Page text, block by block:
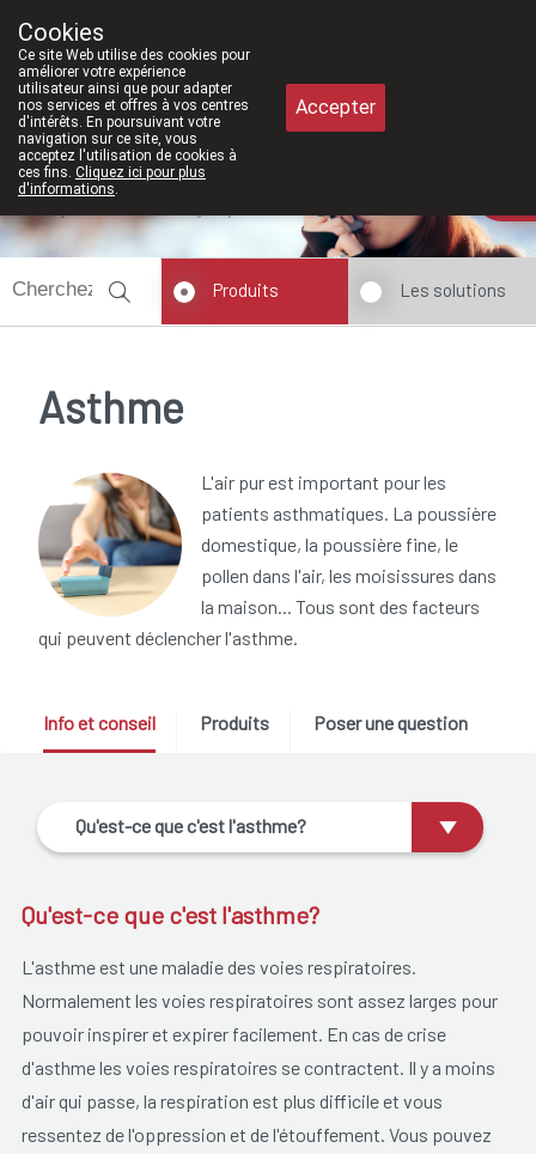
011/610300
Produits Les solutions
Asthme
L'air pur est important pour les
patients asthmatiques. La poussière
domestique, la poussière fine, le
pollen dans l'air, les moisissures dans
la maison... Tous sont des facteurs
qui peuvent déclencher l'asthme.
Info et conseil Produits Poser une question
Qu'est-ce que c'est l'asthme?
Qu'est-ce que c'est l'asthme?
L'asthme est une maladie des voies respiratoires.
Normalement les voies respiratoires sont assez larges pour
pouvoir inspirer et expirer facilement. En cas de crise
d'asthme les voies respiratoires se contractent. Il y a moins
d'air qui passe, la respiration est plus difficile et vous
ressentez de l'oppression et de l'étouffement. Vous pouvez
Cookies
Ce site Web utilise des cookies pour
améliorer votre expérience
utilisateur ainsi que pour adapter
nos services et offres à vos centres
d'intérêts. En poursuivant votre
navigation sur ce site, vous
acceptez l'utilisation de cookies à
ces fins. Cliquez ici pour plus
d'informations.
Accepter